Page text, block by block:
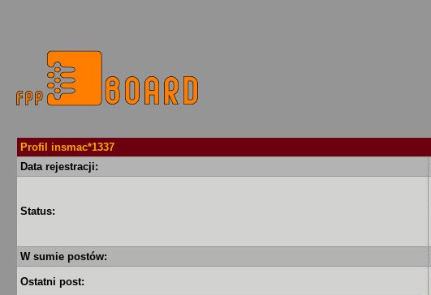
Profil insmac*1337
Data rejestracji:
Status:
W sumie postów:
Ostatni post: